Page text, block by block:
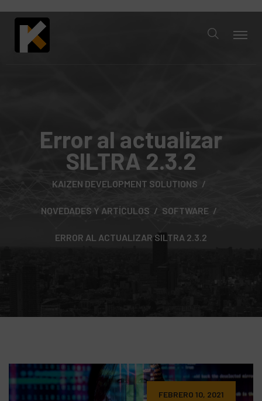
Error al actualizar
SILTRA 2.3.2
KAIZEN DEVELOPMENT SOLUTIONS
NOVEDADES Y ARTÍCULOS SOFTWARE
ERROR AL ACTUALIZAR SILTRA 2.3.2
FEBRERO 10, 2021